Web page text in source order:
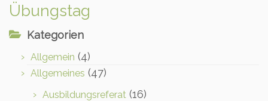
Übungstag
Kategorien
Allgemein (4)
Allgemeines (47)
Ausbildungsreferat (16)